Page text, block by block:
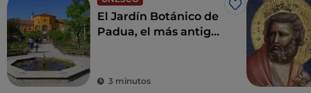
Me gusta
El Jardín Botánico de
Padua, el más antiguo
3 minutos